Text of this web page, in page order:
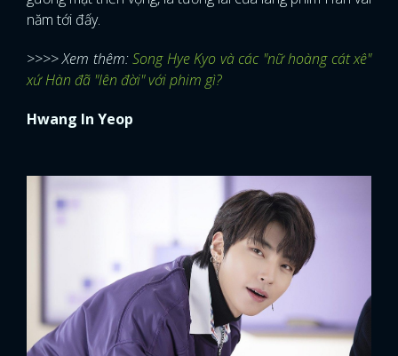
năm tới đấy.
>>>> Xem thêm:Song Hye Kyo và các "nữ hoàng cát xê"
xứ Hàn đã "lên đời" với phim gì?
Hwang In Yeop